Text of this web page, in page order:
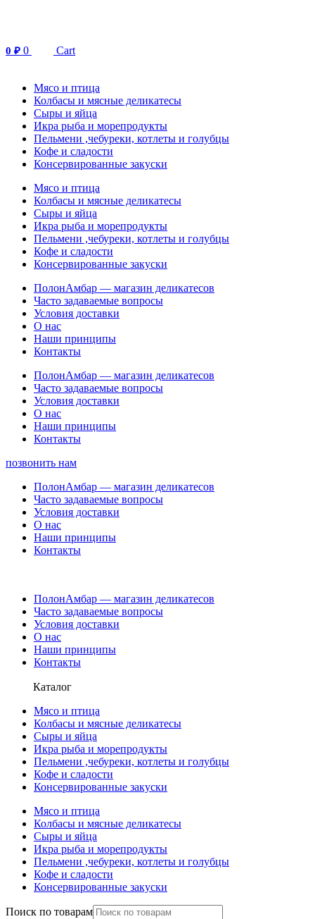
0 ₽ 0 Cart
Мясо и птица
Колбасы и мясные деликатесы
Сыры и яйца
Икра рыба и морепродукты
Пельмени ,чебуреки, котлеты и голубцы
Кофе и сладости
Консервированные закуски
Мясо и птица
Колбасы и мясные деликатесы
Сыры и яйца
Икра рыба и морепродукты
Пельмени ,чебуреки, котлеты и голубцы
Кофе и сладости
Консервированные закуски
ПолонАмбар — магазин деликатесов
Часто задаваемые вопросы
Условия доставки
О нас
Наши принципы
Контакты
ПолонАмбар — магазин деликатесов
Часто задаваемые вопросы
Условия доставки
О нас
Наши принципы
Контакты
позвонить нам
ПолонАмбар — магазин деликатесов
Часто задаваемые вопросы
Условия доставки
О нас
Наши принципы
Контакты
ПолонАмбар — магазин деликатесов
Часто задаваемые вопросы
Условия доставки
О нас
Наши принципы
Контакты
Каталог
Мясо и птица
Колбасы и мясные деликатесы
Сыры и яйца
Икра рыба и морепродукты
Пельмени ,чебуреки, котлеты и голубцы
Кофе и сладости
Консервированные закуски
Мясо и птица
Колбасы и мясные деликатесы
Сыры и яйца
Икра рыба и морепродукты
Пельмени ,чебуреки, котлеты и голубцы
Кофе и сладости
Консервированные закуски
Поиск по товарам